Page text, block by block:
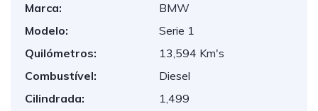
Marca:
BMW
Modelo:
Serie 1
Quilómetros:
13,594 Km's
Combustível:
Diesel
Cilindrada:
1,499